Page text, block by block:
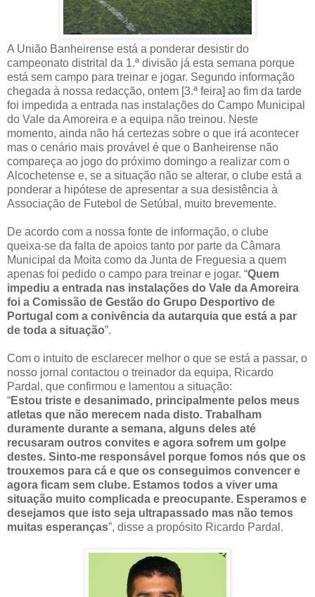
A União Banheirense está a ponderar desistir do
campeonato distrital da 1.ª divisão já esta semana porque
está sem campo para treinar e jogar. Segundo informação
chegada à nossa redacção, ontem [3.ª feira] ao fim da tarde
foi impedida a entrada nas instalações do Campo Municipal
do Vale da Amoreira e a equipa não treinou. Neste
momento, ainda não há certezas sobre o que irá acontecer
mas o cenário mais provável é que o Banheirense não
compareça ao jogo do próximo domingo a realizar com o
Alcochetense e, se a situação não se alterar, o clube está a
ponderar a hipótese de apresentar a sua desistência à
Associação de Futebol de Setúbal, muito brevemente.
De acordo com a nossa fonte de informação, o clube
queixa-se da falta de apoios tanto por parte da Câmara
Municipal da Moita como da Junta de Freguesia a quem
apenas foi pedido o campo para treinar e jogar. “Quem
impediu a entrada nas instalações do Vale da Amoreira
foi a Comissão de Gestão do Grupo Desportivo de
Portugal com a conivência da autarquia que está a par
de toda a situação”.
Com o intuito de esclarecer melhor o que se está a passar, o
nosso jornal contactou o treinador da equipa, Ricardo
Pardal, que confirmou e lamentou a situação:
“Estou triste e desanimado, principalmente pelos meus
atletas que não merecem nada disto. Trabalham
duramente durante a semana, alguns deles até
recusaram outros convites e agora sofrem um golpe
destes. Sinto-me responsável porque fomos nós que os
trouxemos para cá e que os conseguimos convencer e
agora ficam sem clube. Estamos todos a viver uma
situação muito complicada e preocupante. Esperamos e
desejamos que isto seja ultrapassado mas não temos
muitas esperanças”, disse a propósito Ricardo Pardal.